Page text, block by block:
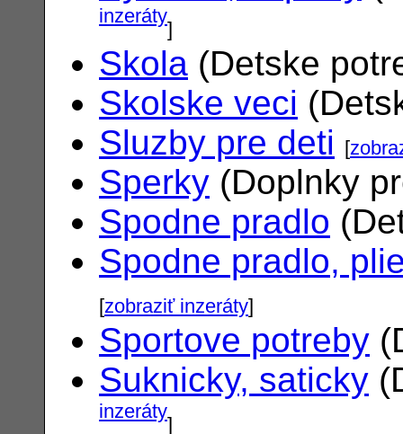
inzeráty]
Skola (Detske
Skolske veci
Sluzby pre deti [
Sperky (Doplnky
Spodne pradlo
Spodne pradlo,
[zobraziť inzeráty]
Sportove potreby
Suknicky, saticky
inzeráty]